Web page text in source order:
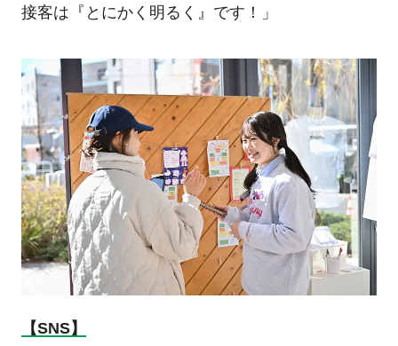
接客は『とにかく明るく』です！」
【SNS】